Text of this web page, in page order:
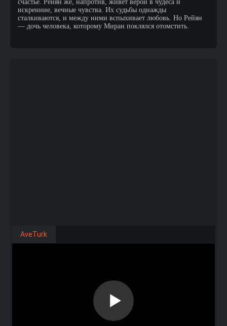
счастье. Рейян же, напротив, живёт верой в чудеса и
искренние, вечные чувства. Их судьбы однажды
сталкиваются, и между ними вспыхивает любовь. Но Рейян
— дочь человека, которому Миран поклялся отомстить.
AveTurk